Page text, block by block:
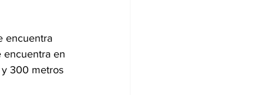
encuentra
encuentra en
y 300 metros